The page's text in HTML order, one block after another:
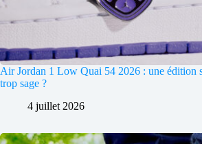
Air Jordan 1 Low Quai 54 2026 : une édition
trop sage ?
4 juillet 2026